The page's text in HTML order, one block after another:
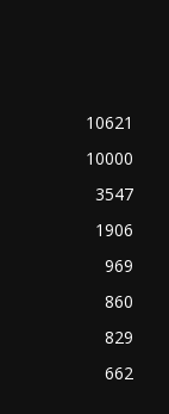
10621
10000
3547
1906
969
860
829
662